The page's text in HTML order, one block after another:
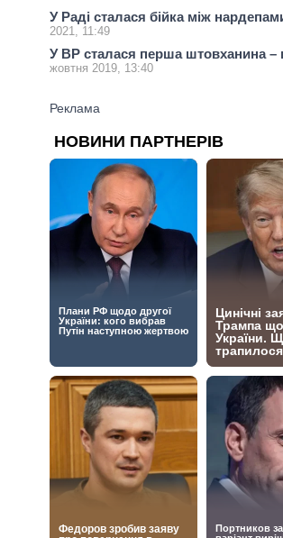
У Раді сталася бійка між
2021, 11:49
У ВР сталася перша штовханина –
жовтня 2019, 13:40